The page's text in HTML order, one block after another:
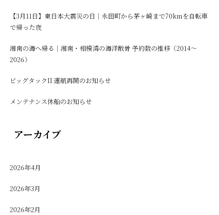
【3月11日】東日本大震災の日｜永田町から茅ヶ崎まで70kmを自転車
で帰った夜
湘南の海へ帰る｜湘南・相模湾の海洋散骨 予約数の推移（2014〜
2026）
ビッグタックII 運航再開のお知らせ
メンテナンス休船のお知らせ
アーカイブ
2026年4月
2026年3月
2026年2月